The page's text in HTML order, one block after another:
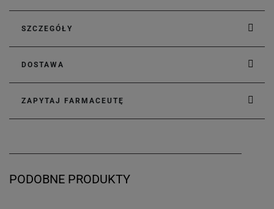
SZCZEGÓŁY
DOSTAWA
ZAPYTAJ FARMACEUTĘ
PODOBNE PRODUKTY